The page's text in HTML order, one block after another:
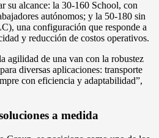
su alcance: la 30-160 School, con
autónomos; y la 50-180 sin
una configuración que responde a
y reducción de costos operativos.
agilidad de una van con la robustez
diversas aplicaciones: transporte
con eficiencia y adaptabilidad”,
a medida